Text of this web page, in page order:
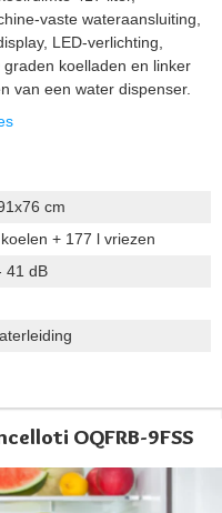
vaste wateraansluiting,
LED-verlichting,
koelladen en linker
van een water dispenser.
cm
+ 177 l vriezen
41 dB
OQFRB-9FSS